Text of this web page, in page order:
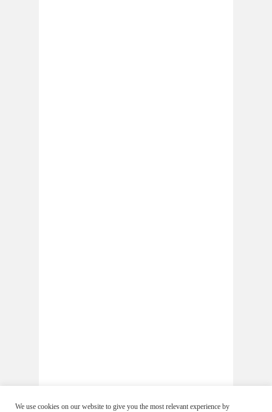
We use cookies on our website to give you the most relevant experience by